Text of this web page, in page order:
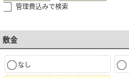
管理費込みで検索
敷金
なし